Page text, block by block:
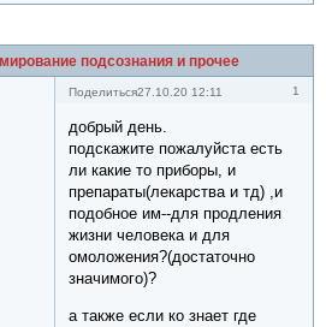
подсознания и прочее
Поделиться 1
27.10.20 12:11
добрый день.
подскажите пожалуйста есть
ли какие то приборы, и
препараты(лекарства и тд) ,и
подобное им--для продления
жизни человека и для
омоложения?(достаточно
значимого)?
а также если ко знает где